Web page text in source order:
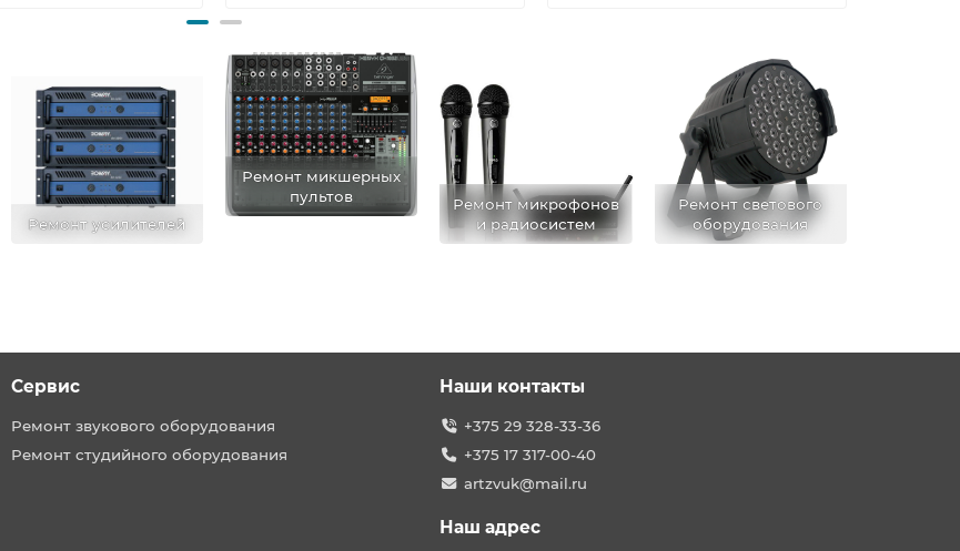
Ремонт усилителей
Ремонт микшерных
пультов
Ремонт микрофонов
и радиосистем
Ремонт светового
оборудования
Сервис
Ремонт звукового оборудования
Ремонт студийного оборудования
Наши контакты
+375 29 328-33-36
+375 17 317-00-40
artzvuk@mail.ru
Наш адрес